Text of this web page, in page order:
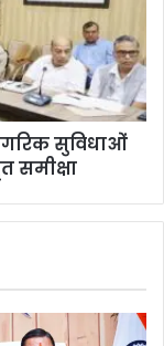
सुविधाओं
समीक्षा